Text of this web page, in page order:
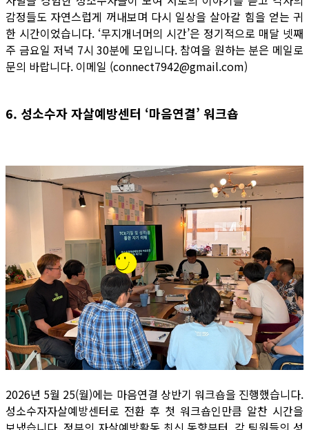
감정들도 자연스럽게 꺼내보며 다시 일상을 살아갈 힘을 얻는 귀
한 시간이었습니다. ‘무지개너머의 시간’은 정기적으로 매달 넷째
주 금요일 저녁 7시 30분에 모입니다. 참여을 원하는 분은 메일로
문의 바랍니다. 이메일 (connect7942@gmail.com)
6. 성소수자 자살예방센터 ‘마음연결’ 워크숍
2026년 5월 25(월)에는 마음연결 상반기 워크숍을 진행했습니다.
성소수자자살예방센터로 전환 후 첫 워크숍인만큼 알찬 시간을